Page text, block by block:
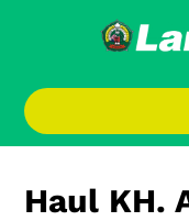
Haul KH.